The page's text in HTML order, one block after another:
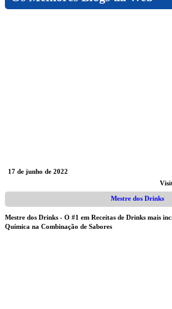
17 de junho de 2022
Mestre dos Drinks
Mestre dos Drinks - O #1 em Receitas de Drinks mais
Química na Combinação de Sabores